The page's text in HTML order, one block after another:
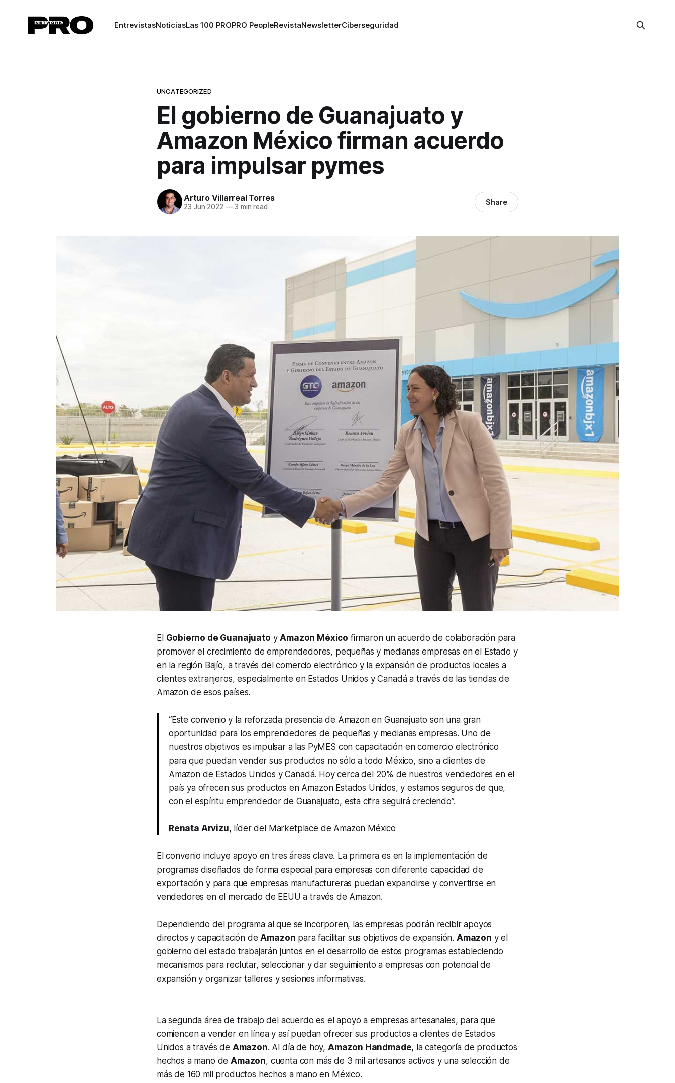
EntrevistasNoticiasLas 100 PROPRO PeopleRevistaNewsletterCiberseguridad
UNCATEGORIZED
El gobierno de Guanajuato y
Amazon México firman acuerdo
para impulsar pymes
Arturo Villarreal Torres
23 Jun 2022 —3 min read Share
El Gobierno de Guanajuato yAmazon México firmaron un acuerdo de colaboración para
promover el crecimiento de emprendedores, pequeñas y medianas empresas en el Estado y
en la región Bajío, a través del comercio electrónico y la expansión de productos locales a
clientes extranjeros, especialmente en Estados Unidos y Canadá a través de las tiendas de
Amazon de esos países.
“Este convenio y la reforzada presencia de Amazon en Guanajuato son una gran
oportunidad para los emprendedores de pequeñas y medianas empresas. Uno de
nuestros objetivos es impulsar a las PyMES con capacitación en comercio electrónico
para que puedan vender sus productos no sólo a todo México, sino a clientes de
Amazon de Estados Unidos y Canadá. Hoy cerca del 20% de nuestros vendedores en el
país ya ofrecen sus productos en Amazon Estados Unidos, y estamos seguros de que,
con el espíritu emprendedor de Guanajuato, esta cifra seguirá creciendo”.
Renata Arvizu, líder del Marketplace de Amazon México
El convenio incluye apoyo en tres áreas clave. La primera es en la implementación de
programas diseñados de forma especial para empresas con diferente capacidad de
exportación y para que empresas manufactureras puedan expandirse y convertirse en
vendedores en el mercado de EEUU a través de Amazon.
Dependiendo del programa al que se incorporen, las empresas podrán recibir apoyos
directos y capacitación deAmazon para facilitar sus objetivos de expansión. Amazon y el
gobierno del estado trabajarán juntos en el desarrollo de estos programas estableciendo
mecanismos para reclutar, seleccionar y dar seguimiento a empresas con potencial de
expansión y organizar talleres y sesiones informativas.
La segunda área de trabajo del acuerdo es el apoyo a empresas artesanales, para que
comiencen a vender en línea y así puedan ofrecer sus productos a clientes de Estados
Unidos a través de Amazon. Al día de hoy, Amazon Handmade, la categoría de productos
hechos a mano deAmazon, cuenta con más de 3 mil artesanos activos y una selección de
más de 160 mil productos hechos a mano en México.